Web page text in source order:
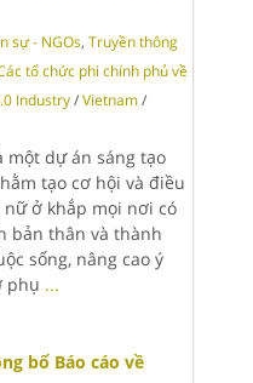
sự - NGOs, Truyền thông
tổ chức phi chính phủ về
Industry /Vietnam /
một dự án sáng tạo
tạo cơ hội và điều
ở khắp mọi nơi có
bản thân và thành
sống, nâng cao ý
phụ ...
bố Báo cáo về